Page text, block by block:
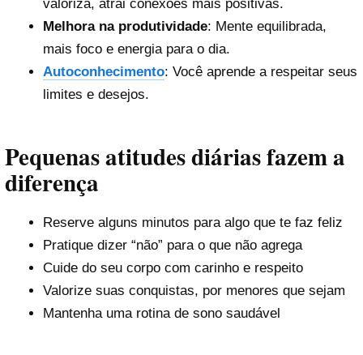
valoriza, atrai conexões mais positivas.
Melhora na produtividade: Mente equilibrada,
mais foco e energia para o dia.
Autoconhecimento: Você aprende a respeitar seus
limites e desejos.
Pequenas atitudes diárias fazem a
diferença
Reserve alguns minutos para algo que te faz feliz
Pratique dizer “não” para o que não agrega
Cuide do seu corpo com carinho e respeito
Valorize suas conquistas, por menores que sejam
Mantenha uma rotina de sono saudável